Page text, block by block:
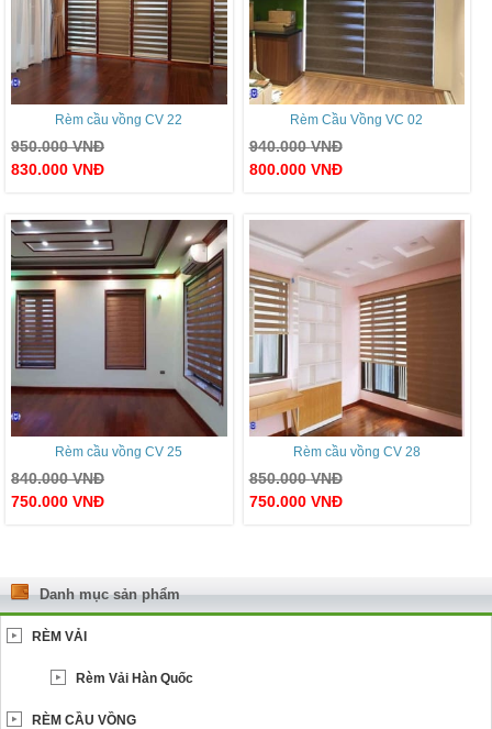
Rèm cầu vồng CV 22
950.000VNĐ
830.000 VNĐ
Rèm Cầu Vồng VC 02
940.000VNĐ
800.000 VNĐ
Rèm cầu vồng CV 25
840.000VNĐ
750.000 VNĐ
Rèm cầu vồng CV 28
850.000VNĐ
750.000 VNĐ
Danh mục sản phẩm
RÈM VẢI
Rèm Vải Hàn Quốc
RÈM CẦU VỒNG